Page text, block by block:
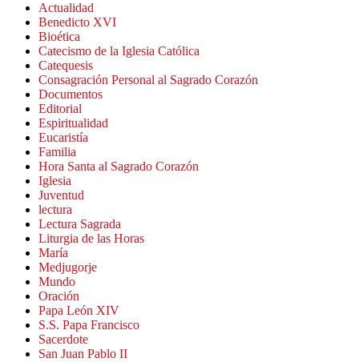
Actualidad
Benedicto XVI
Bioética
Catecismo de la Iglesia Católica
Catequesis
Consagración Personal al Sagrado Corazón
Documentos
Editorial
Espiritualidad
Eucaristía
Familia
Hora Santa al Sagrado Corazón
Iglesia
Juventud
lectura
Lectura Sagrada
Liturgia de las Horas
María
Medjugorje
Mundo
Oración
Papa León XIV
S.S. Papa Francisco
Sacerdote
San Juan Pablo II